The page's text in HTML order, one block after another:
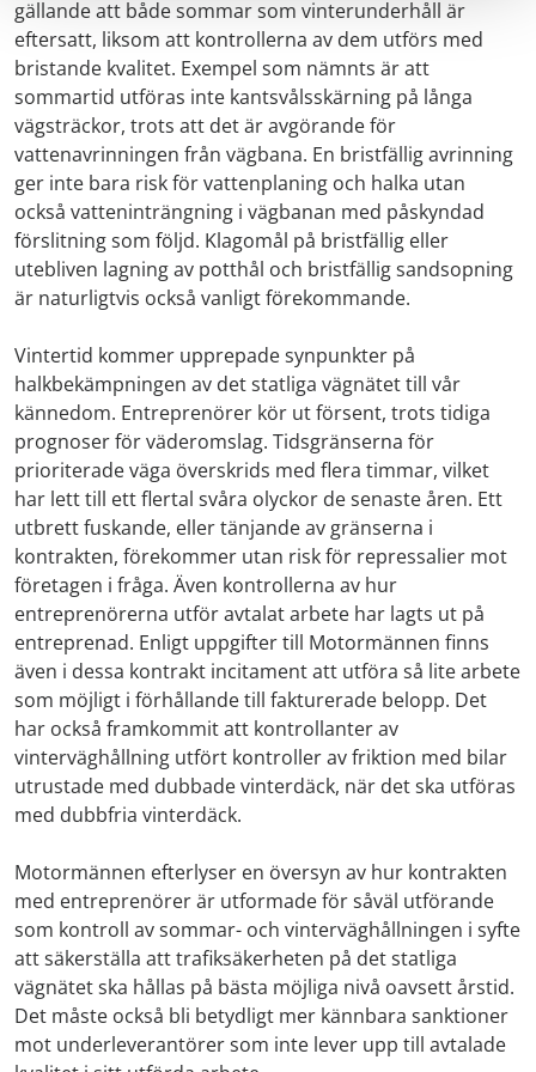
gällande att både sommar som vinterunderhåll är
eftersatt, liksom att kontrollerna av dem utförs med
bristande kvalitet. Exempel som nämnts är att
sommartid utföras inte kantsvålsskärning på långa
vägsträckor, trots att det är avgörande för
vattenavrinningen från vägbana. En bristfällig avrinning
ger inte bara risk för vattenplaning och halka utan
också vatteninträngning i vägbanan med påskyndad
förslitning som följd. Klagomål på bristfällig eller
utebliven lagning av potthål och bristfällig sandsopning
är naturligtvis också vanligt förekommande.
Vintertid kommer upprepade synpunkter på
halkbekämpningen av det statliga vägnätet till vår
kännedom. Entreprenörer kör ut försent, trots tidiga
prognoser för väderomslag. Tidsgränserna för
prioriterade väga överskrids med flera timmar, vilket
har lett till ett flertal svåra olyckor de senaste åren. Ett
utbrett fuskande, eller tänjande av gränserna i
kontrakten, förekommer utan risk för repressalier mot
företagen i fråga. Även kontrollerna av hur
entreprenörerna utför avtalat arbete har lagts ut på
entreprenad. Enligt uppgifter till Motormännen finns
även i dessa kontrakt incitament att utföra så lite arbete
som möjligt i förhållande till fakturerade belopp. Det
har också framkommit att kontrollanter av
vinterväghållning utfört kontroller av friktion med bilar
utrustade med dubbade vinterdäck, när det ska utföras
med dubbfria vinterdäck.
Motormännen efterlyser en översyn av hur kontrakten
med entreprenörer är utformade för såväl utförande
som kontroll av sommar- och vinterväghållningen i syfte
att säkerställa att trafiksäkerheten på det statliga
vägnätet ska hållas på bästa möjliga nivå oavsett årstid.
Det måste också bli betydligt mer kännbara sanktioner
mot underleverantörer som inte lever upp till avtalade